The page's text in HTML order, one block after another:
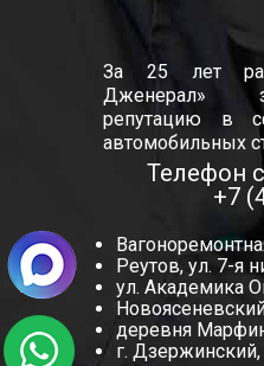
За 25 лет
Дженерал»
репутацию в
автомобильных
Телефон
+7
Реутов, ул. 7-я
ул. Академика
деревня
г.